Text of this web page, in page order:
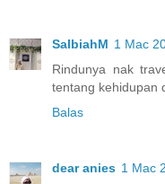
SalbiahM 1 Mac
Rindunya nak
tentang kehidupan
Balas
dear anies 1 Mac